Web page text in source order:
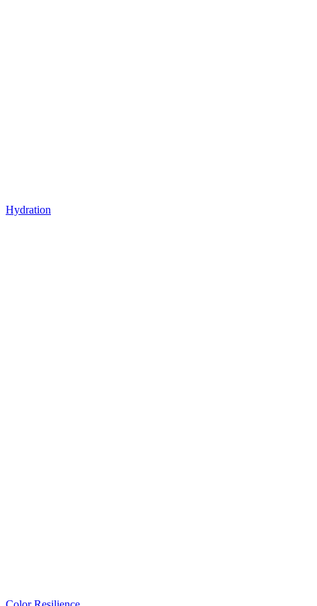
Hydration